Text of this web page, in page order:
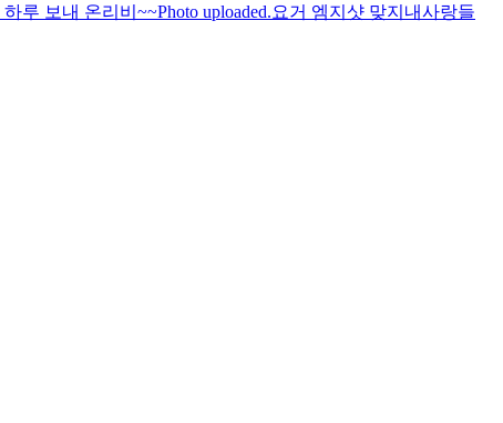
하루 보내 온리비~~Photo uploaded.요거 엠지샷 맞지 내사랑들